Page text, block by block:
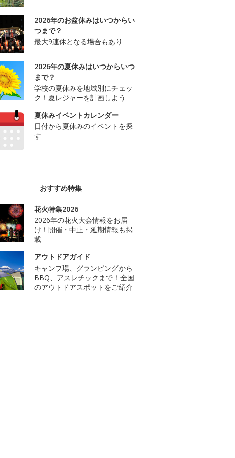
2026年のお盆休みはいつからい
つまで？
最大9連休となる場合もあり
2026年の夏休みはいつからいつ
まで？
学校の夏休みを地域別にチェッ
ク！夏レジャーを計画しよう
夏休みイベントカレンダー
日付から夏休みのイベントを探
す
おすすめ特集
花火特集2026
2026年の花火大会情報をお届
け！開催・中止・延期情報も掲
載
アウトドアガイド
キャンプ場、グランピングから
BBQ、アスレチックまで！全国
のアウトドアスポットをご紹介